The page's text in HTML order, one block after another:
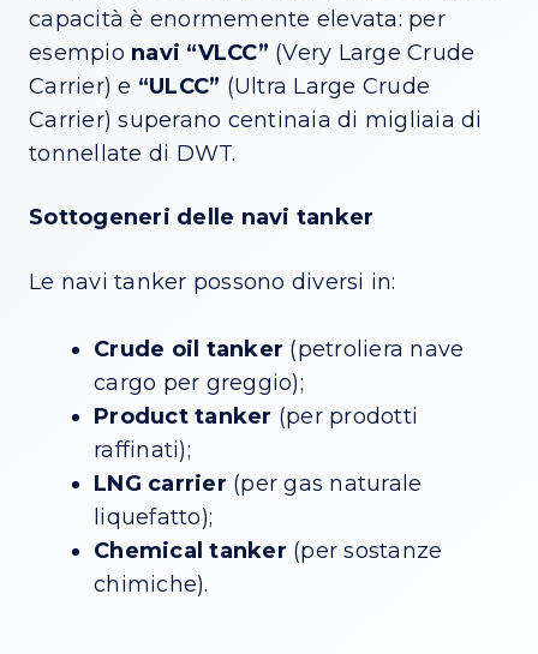
capacità è enormemente elevata: per
esempio navi “VLCC” (Very Large Crude
Carrier) e “ULCC” (Ultra Large Crude
Carrier) superano centinaia di migliaia di
tonnellate di DWT.
Sottogeneri delle navi tanker
Le navi tanker possono diversi in:
Crude oil tanker (petroliera nave
cargo per greggio);
Product tanker (per prodotti
raffinati);
LNG carrier (per gas naturale
liquefatto);
Chemical tanker (per sostanze
chimiche).